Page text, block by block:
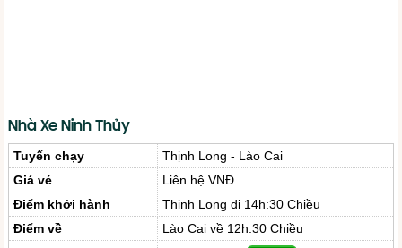
Nhà Xe Ninh Thủy
Tuyến chạy
Thịnh Long - Lào Cai
Giá vé
Liên hệ VNĐ
Điểm khởi hành
Thịnh Long đi 14h:30 Chiều
Điểm về
Lào Cai về 12h:30 Chiều